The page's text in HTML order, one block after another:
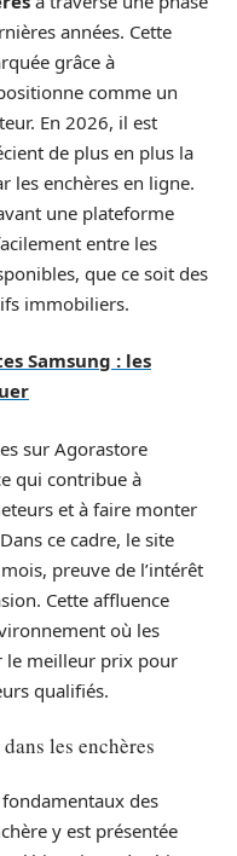
années. Cette
grâce à
comme un
En 2026, il est
de plus en plus la
les enchères en ligne.
une plateforme
entre les
que ce soit des
immobiliers.
Samsung : les
sur Agorastore
qui contribue à
et à faire monter
ce cadre, le site
preuve de l’intérêt
Cette affluence
où les
le meilleur prix pour
qualifiés.
les enchères
des
y est présentée